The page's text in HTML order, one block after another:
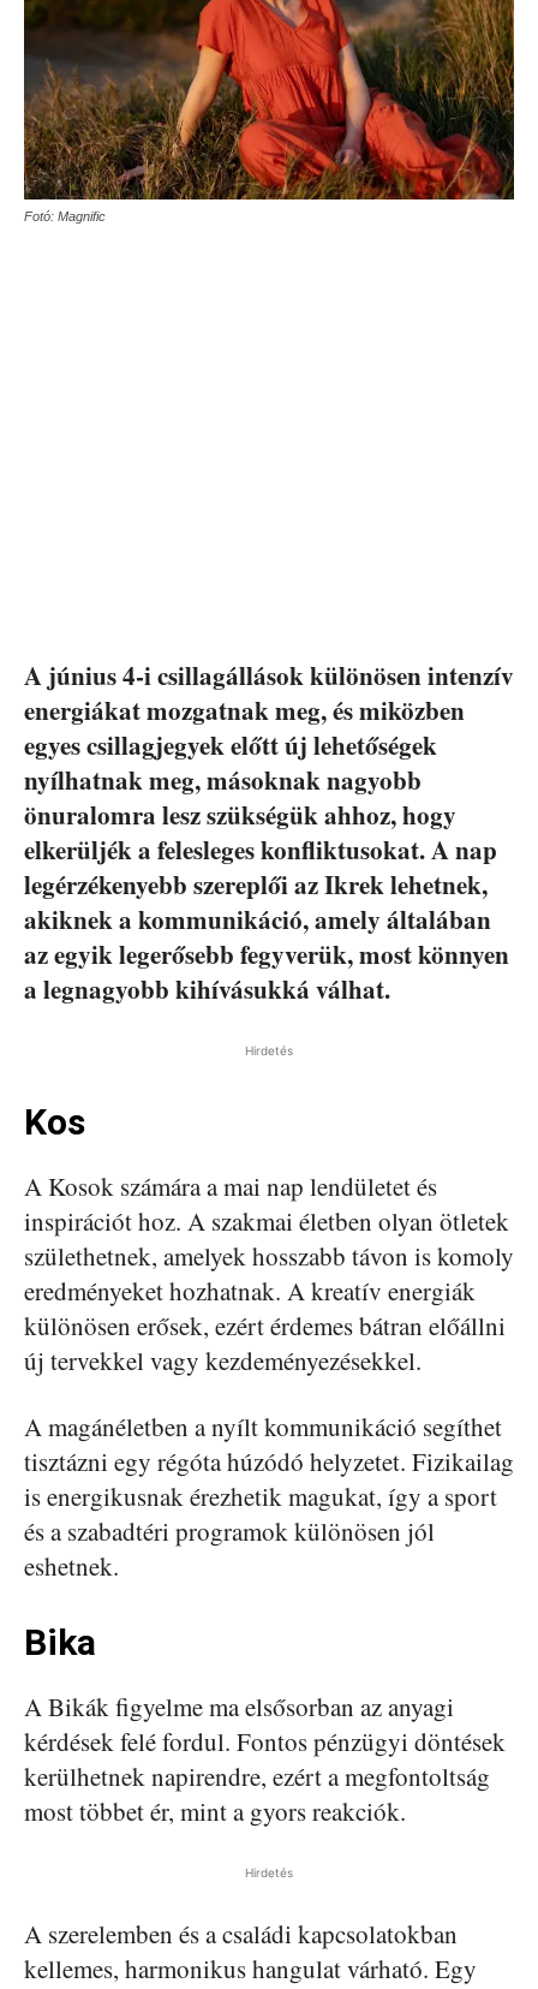
Fotó: Magnific
A június 4-i csillagállások különösen intenzív
energiákat mozgatnak meg, és miközben
egyes csillagjegyek előtt új lehetőségek
nyílhatnak meg, másoknak nagyobb
önuralomra lesz szükségük ahhoz, hogy
elkerüljék a felesleges konfliktusokat. A nap
legérzékenyebb szereplői az Ikrek lehetnek,
akiknek a kommunikáció, amely általában
az egyik legerősebb fegyverük, most könnyen
a legnagyobb kihívásukká válhat.
Hirdetés
Kos
A Kosok számára a mai nap lendületet és
inspirációt hoz. A szakmai életben olyan ötletek
születhetnek, amelyek hosszabb távon is komoly
eredményeket hozhatnak. A kreatív energiák
különösen erősek, ezért érdemes bátran előállni
új tervekkel vagy kezdeményezésekkel.
A magánéletben a nyílt kommunikáció segíthet
tisztázni egy régóta húzódó helyzetet. Fizikailag
is energikusnak érezhetik magukat, így a sport
és a szabadtéri programok különösen jól
eshetnek.
Bika
A Bikák figyelme ma elsősorban az anyagi
kérdések felé fordul. Fontos pénzügyi döntések
kerülhetnek napirendre, ezért a megfontoltság
most többet ér, mint a gyors reakciók.
Hirdetés
A szerelemben és a családi kapcsolatokban
kellemes, harmonikus hangulat várható. Egy